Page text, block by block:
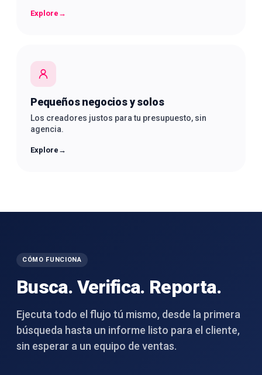
Explore →
Pequeños negocios y solos
Los creadores justos para tu presupuesto, sin
agencia.
Explore →
CÓMO FUNCIONA
Busca. Verifica. Reporta.
Ejecuta todo el flujo tú mismo, desde la primera
búsqueda hasta un informe listo para el cliente,
sin esperar a un equipo de ventas.